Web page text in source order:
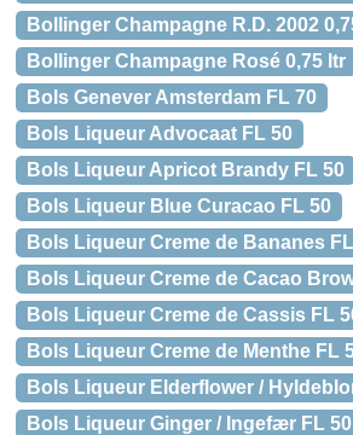
Bollinger Champagne R.D. 2002
Bollinger Champagne Rosé 0,75 ltr
Bols Genever Amsterdam FL 70
Bols Liqueur Advocaat FL 50
Bols Liqueur Apricot Brandy FL 50
Bols Liqueur Blue Curacao FL 50
Bols Liqueur Creme de Bananes
Bols Liqueur Creme de Cacao
Bols Liqueur Creme de Cassis FL
Bols Liqueur Creme de Menthe FL
Bols Liqueur Elderflower /
Bols Liqueur Ginger / Ingefær FL 50